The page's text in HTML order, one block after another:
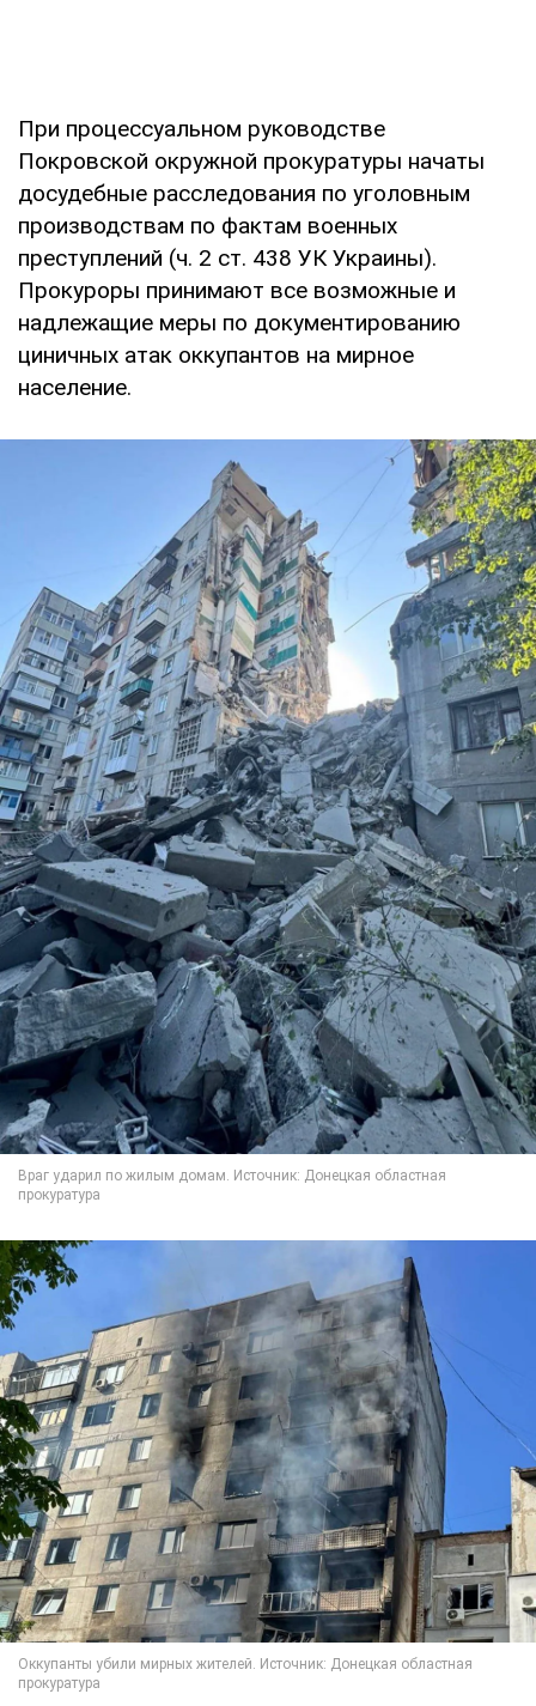
При процессуальном руководстве
Покровской окружной прокуратуры начаты
досудебные расследования по уголовным
производствам по фактам военных
преступлений (ч. 2 ст. 438 УК Украины).
Прокуроры принимают все возможные и
надлежащие меры по документированию
циничных атак оккупантов на мирное
население.